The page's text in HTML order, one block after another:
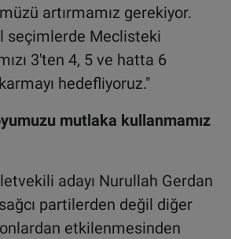
artırmamız gerekiyor.
seçimlerde Meclisteki
3'ten 4, 5 ve hatta 6
hedefliyoruz."
mutlaka kullanmamız
adayı Nurullah Gerdan
partilerden değil diğer
etkilenmesinden